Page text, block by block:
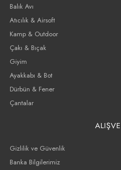
Balık Avı
Atıcılık & Airsoft
Kamp & Outdoor
Çakı & Bıçak
Giyim
Ayakkabı & Bot
Dürbün & Fener
Çantalar
Gizlilik ve Güvenlik
Banka Bilgilerimiz